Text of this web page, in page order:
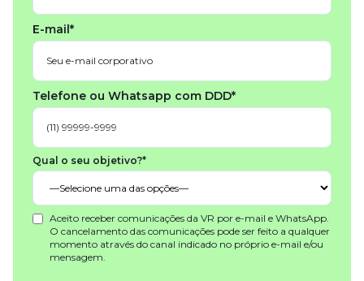
E-mail*
Telefone ou Whatsapp com DDD*
Qual o seu objetivo?*
Aceito receber comunicações da VR por e-mail e WhatsApp.
O cancelamento das comunicações pode ser feito a qualquer
momento através do canal indicado no próprio e-mail e/ou
mensagem.